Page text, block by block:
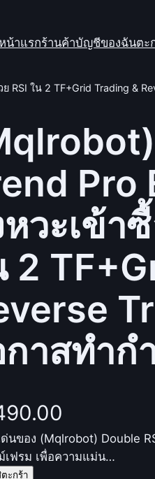
หน้าแรกร้านค้าบัญชีของฉันตะ
ใน 2 TF+Grid Trading &
Pro
วะเข้า
2
าสทำก
ด่นของ (Mqlrobot) Double
เฟรม เพื่อความแม่น…
ะกร้า